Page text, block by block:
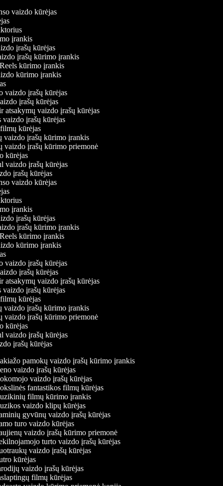
vaizdo kūrėjas
įrankis
įrašų kūrėjas
įrašų kūrimo įrankis
Reels kūrimo įrankis
kūrimo įrankis
vaizdo įrašų kūrėjas
įrašų kūrėjas
atsakymų vaizdo įrašų kūrėjas
vaizdo įrašų kūrėjas
kūrėjas
vaizdo įrašų kūrimo įrankis
vaizdo įrašų kūrimo priemonė
kūrėjas
vaizdo įrašų kūrėjas
įrašų kūrėjas
vaizdo kūrėjas
įrankis
įrašų kūrėjas
įrašų kūrimo įrankis
Reels kūrimo įrankis
kūrimo įrankis
vaizdo įrašų kūrėjas
įrašų kūrėjas
atsakymų vaizdo įrašų kūrėjas
vaizdo įrašų kūrėjas
kūrėjas
vaizdo įrašų kūrimo įrankis
vaizdo įrašų kūrimo priemonė
kūrėjas
vaizdo įrašų kūrėjas
įrašų kūrėjas
pamokų vaizdo įrašų kūrimo įrankis
vaizdo įrašų kūrėjas
vaizdo įrašų kūrėjas
fantastikos filmų kūrėjas
filmų kūrimo įrankis
vaizdo klipų kūrėjas
gyvūnų vaizdo įrašų kūrėjas
turo vaizdo kūrėjas
vaizdo įrašų kūrimo priemonė
turto vaizdo įrašų kūrėjas
vaizdo įrašų kūrėjas
kūrėjas
vaizdo įrašų kūrėjas
filmų kūrėjas